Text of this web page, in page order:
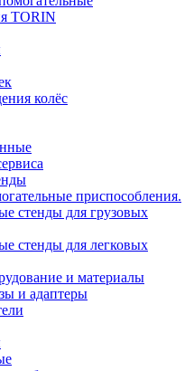
TORIN
колёс
приспособления.
стенды для грузовых
стенды для легковых
и материалы
и адаптеры